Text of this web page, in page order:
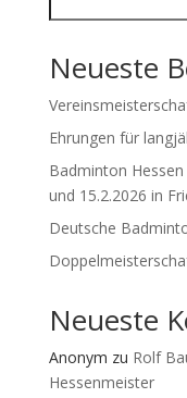
Neueste
Ehrungen für
Badminton
und 15.2.2026 in
Deutsche
Neueste
Anonym zu Rolf
Hessenmeister